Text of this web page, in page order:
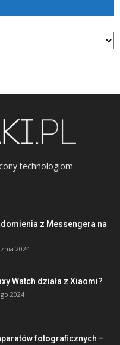
technologiom.
z Messengera na
2024
Watch działa z Xiaomi?
2024
fotograficznych –